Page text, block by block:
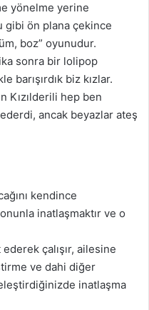
yönelme yerine
gibi ön plana çekince
boz” oyunudur.
sonra bir lolipop
barışırdık biz kızlar.
Kızılderili hep ben
ancak beyazlar ateş
kendince
inatlaşmaktır ve o
çalışır, ailesine
ve dahi diğer
inatlaşma